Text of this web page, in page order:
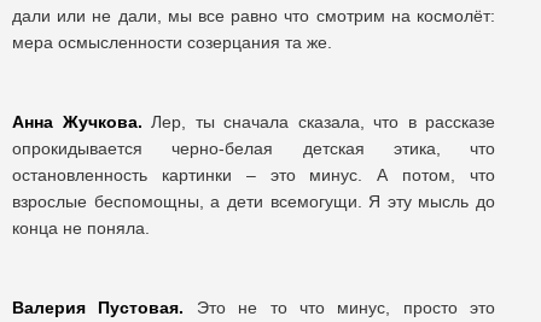
дали или не дали, мы все равно что смотрим на космолёт:
мера осмысленности созерцания та же.
Анна Жучкова. Лер, ты сначала сказала, что в рассказе
опрокидывается черно-белая детская этика, что
остановленность картинки – это минус. А потом, что
взрослые беспомощны, а дети всемогущи. Я эту мысль до
конца не поняла.
Валерия Пустовая. Это не то что минус, просто это